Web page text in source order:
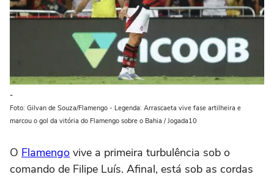
-
Foto: Gilvan de Souza/Flamengo - Legenda: Arrascaeta vive fase artilheira e
marcou o gol da vitória do Flamengo sobre o Bahia / Jogada10
O Flamengo vive a primeira turbulência sob o
comando de Filipe Luís. Afinal, está sob as cordas